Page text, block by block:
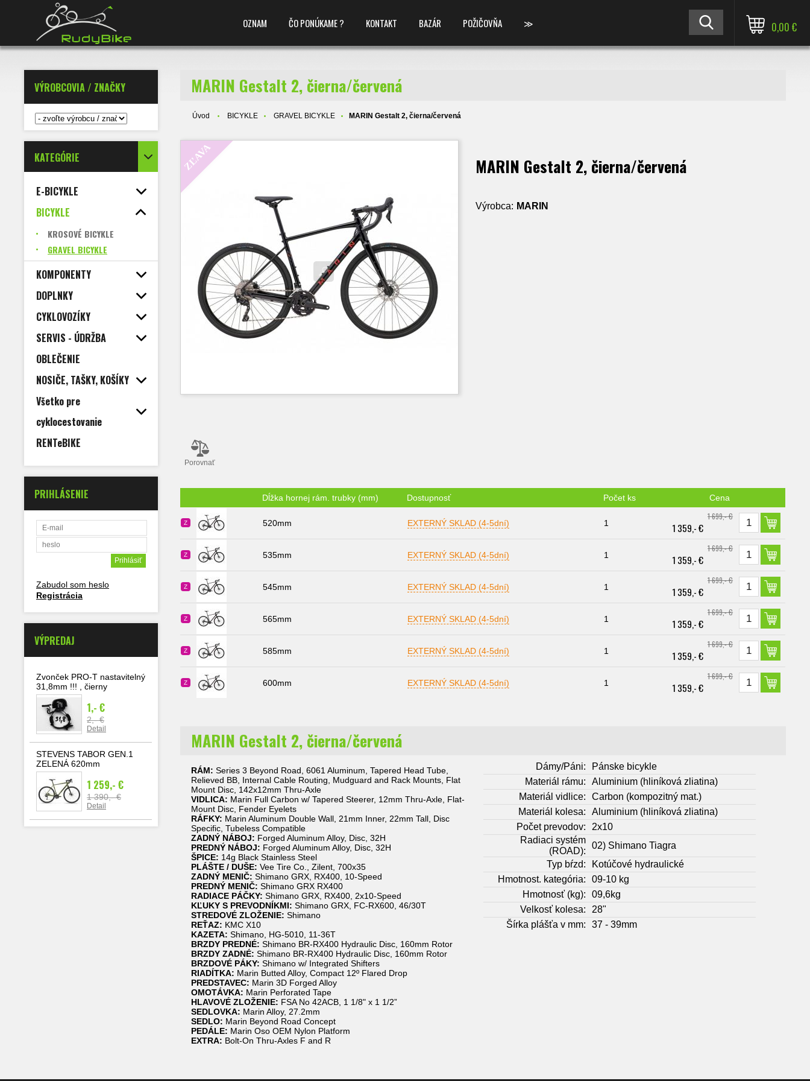
OZNAM ČO PONÚKAME ? KONTAKT BAZÁR POŽIČOVŇA ≫ 0,00 €
VÝROBCOVIA / ZNAČKY
KATEGÓRIE
E-BICYKLE
BICYKLE
KROSOVÉ BICYKLE
GRAVEL BICYKLE
KOMPONENTY
DOPLNKY
CYKLOVOZÍKY
SERVIS - ÚDRŽBA
OBLEČENIE
NOSIČE, TAŠKY, KOŠÍKY
Všetko pre
cyklocestovanie
RENTeBIKE
PRIHLÁSENIE
Zabudol som heslo
Registrácia
VÝPREDAJ
Zvonček PRO-T nastavitelný
31,8mm !!! , čierny
1,- €
2,- €
Detail
STEVENS TABOR GEN.1
ZELENÁ 620mm
1 259,- €
1 390,- €
Detail
MARIN Gestalt 2, čierna/červená
Úvod BICYKLE GRAVEL BICYKLE MARIN Gestalt 2, čierna/červená
ZĽAVA MARIN Gestalt 2, čierna/červená
Výrobca: MARIN
Porovnať
Dĺžka hornej rám. trubky (mm) Dostupnosť Počet ks Cena
Z 520mm EXTERNÝ SKLAD (4-5dní) 1
1 699,- €
1 359,- €
Z 535mm EXTERNÝ SKLAD (4-5dní) 1
1 699,- €
1 359,- €
Z 545mm EXTERNÝ SKLAD (4-5dní) 1
1 699,- €
1 359,- €
Z 565mm EXTERNÝ SKLAD (4-5dní) 1
1 699,- €
1 359,- €
Z 585mm EXTERNÝ SKLAD (4-5dní) 1
1 699,- €
1 359,- €
Z 600mm EXTERNÝ SKLAD (4-5dní) 1
1 699,- €
1 359,- €
MARIN Gestalt 2, čierna/červená
RÁM:Series 3 Beyond Road, 6061 Aluminum, Tapered Head Tube,
Relieved BB, Internal Cable Routing, Mudguard and Rack Mounts, Flat
Mount Disc, 142x12mm Thru-Axle
VIDLICA: Marin Full Carbon w/ Tapered Steerer, 12mm Thru-Axle, Flat-
Mount Disc, Fender Eyelets
RÁFKY: Marin Aluminum Double Wall, 21mm Inner, 22mm Tall, Disc
Specific, Tubeless Compatible
ZADNÝ NÁBOJ: Forged Aluminum Alloy, Disc, 32H
PREDNÝ NÁBOJ: Forged Aluminum Alloy, Disc, 32H
ŠPICE: 14g Black Stainless Steel
PLÁŠTE / DUŠE: Vee Tire Co., Zilent, 700x35
ZADNÝ MENIČ:Shimano GRX, RX400, 10-Speed
PREDNÝ MENIČ: Shimano GRX RX400
RADIACE PÁČKY: Shimano GRX, RX400, 2x10-Speed
KĽUKY S PREVODNÍKMI:Shimano GRX, FC-RX600, 46/30T
STREDOVÉ ZLOŽENIE: Shimano
REŤAZ: KMC X10
KAZETA: Shimano, HG-5010, 11-36T
BRZDY PREDNÉ: Shimano BR-RX400 Hydraulic Disc, 160mm Rotor
BRZDY ZADNÉ: Shimano BR-RX400 Hydraulic Disc, 160mm Rotor
BRZDOVÉ PÁKY: Shimano w/ Integrated Shifters
RIADÍTKA: Marin Butted Alloy, Compact 12º Flared Drop
PREDSTAVEC: Marin 3D Forged Alloy
OMOTÁVKA: Marin Perforated Tape
HLAVOVÉ ZLOŽENIE: FSA No 42ACB, 1 1/8" x 1 1/2”
SEDLOVKA: Marin Alloy, 27.2mm
SEDLO: Marin Beyond Road Concept
PEDÁLE: Marin Oso OEM Nylon Platform
EXTRA: Bolt-On Thru-Axles F and R
Dámy/Páni:
Pánske bicykle
Materiál rámu:
Aluminium (hliníková zliatina)
Materiál vidlice:
Carbon (kompozitný mat.)
Materiál kolesa:
Aluminium (hliníková zliatina)
Počet prevodov:
2x10
Radiaci systém
(ROAD):
02) Shimano Tiagra
Typ bŕzd:
Kotúčové hydraulické
Hmotnost. kategória:
09-10 kg
Hmotnosť (kg):
09,6kg
Velkosť kolesa:
28"
Šírka plášťa v mm:
37 - 39mm